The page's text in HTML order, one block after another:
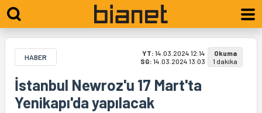
HABER YT: 14.03.2024 12:14
SG: 14.03.2024 13:03
Okuma
1 dakika
İstanbul Newroz'u 17 Mart'ta
Yenikapı'da yapılacak